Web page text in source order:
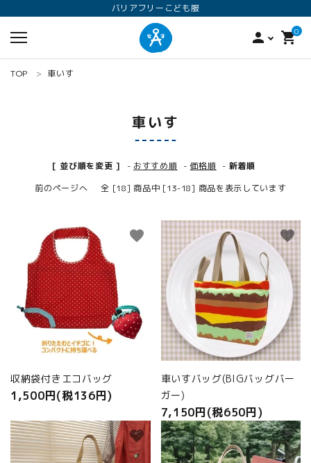
バリアフリーこども服
person 0
shopping_cart
ロンパース オプション加工
ANGEL KIDS WEARのこだわり
商品カテゴリから選ぶ
ACCOUNT MENU
meeting_room ログイン 新規会員登録
TOP 車いす
車いす
[ 並び順を変更 ] - おすすめ順 -価格順 - 新着順
前のページへ
全 [18] 商品中 [13-18] 商品を表示しています
収納袋付きエコバッグ
1,500円(税136円)
favorite
車いすバッグ(BIGバッグバー
ガー)
7,150円(税650円)
favorite
favorite favorite